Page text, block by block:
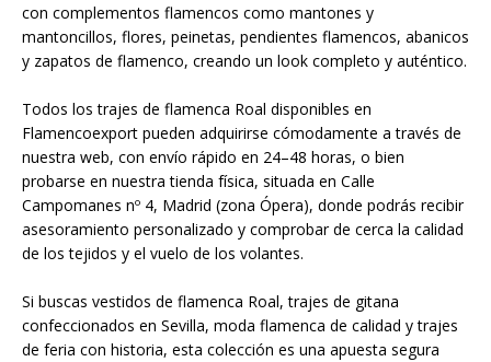
con complementos flamencos como mantones y
mantoncillos, flores, peinetas, pendientes flamencos, abanicos
y zapatos de flamenco, creando un look completo y auténtico.
Todos los trajes de flamenca Roal disponibles en
Flamencoexport pueden adquirirse cómodamente a través de
nuestra web, con envío rápido en 24–48 horas, o bien
probarse en nuestra tienda física, situada en Calle
Campomanes nº 4, Madrid (zona Ópera), donde podrás recibir
asesoramiento personalizado y comprobar de cerca la calidad
de los tejidos y el vuelo de los volantes.
Si buscas vestidos de flamenca Roal, trajes de gitana
confeccionados en Sevilla, moda flamenca de calidad y trajes
de feria con historia, esta colección es una apuesta segura